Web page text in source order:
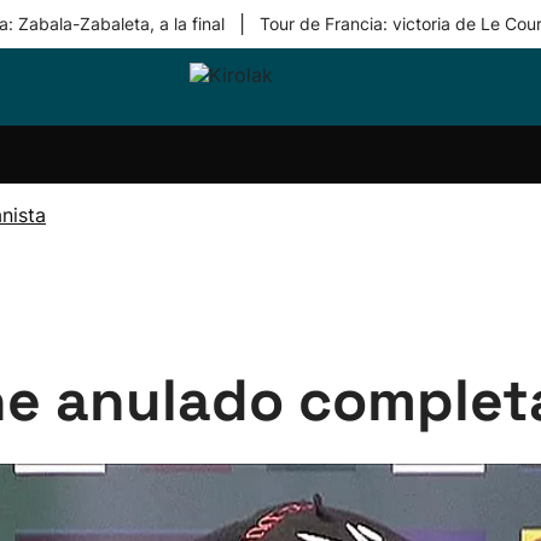
Zabala-Zabaleta, a la final Tour de Francia: victoria de Le
Equipos
anulado